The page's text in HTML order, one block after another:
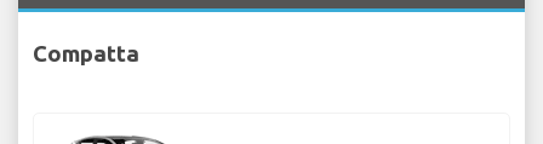
Compatta